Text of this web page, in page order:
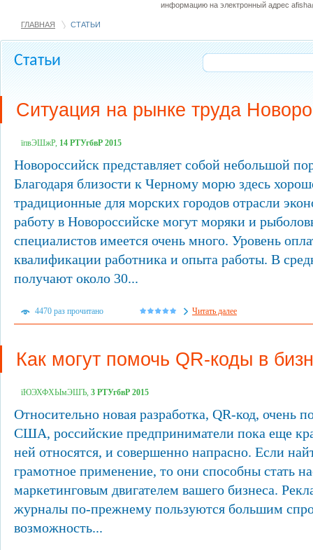
информацию на электронный адрес
ГЛАВНАЯ СТАТЬИ
Статьи
Ситуация на рынке труда
їпвЭШжР, 14 РТУгбвР 2015
Новороссийск представляет собой небольшой
Благодаря близости к Черному морю здесь
традиционные для морских городов отрасли
работу в Новороссийске могут моряки и
специалистов имеется очень много. Уровень
квалификации работника и опыта работы. В
получают около 30...
4470 раз прочитано Читать далее
Как могут помочь QR-коды в
їЮЭХФХЫмЭШЪ, 3 РТУгбвР 2015
Относительно новая разработка, QR-код, очень
США, российские предприниматели пока еще
ней относятся, и совершенно напрасно. Если
грамотное применение, то они способны стать
маркетинговым двигателем вашего бизнеса.
журналы по-прежнему пользуются большим
возможность...